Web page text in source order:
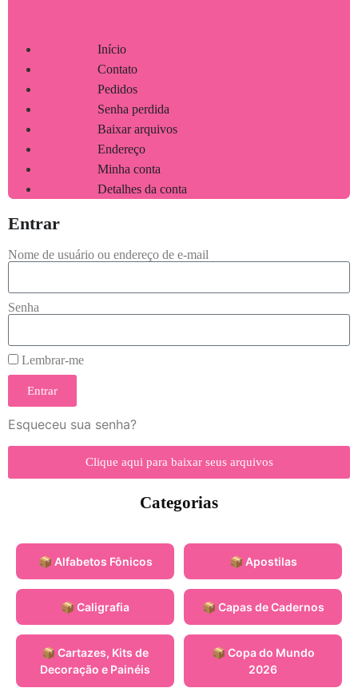
Início
Contato
Pedidos
Senha perdida
Baixar arquivos
Endereço
Minha conta
Detalhes da conta
Entrar
Nome de usuário ou endereço de e-mail
Senha
Lembrar-me
Entrar
Esqueceu sua senha?
Clique aqui para baixar seus arquivos
Categorias
📦 Alfabetos Fônicos 📦 Apostilas
📦 Caligrafia 📦 Capas de Cadernos
📦 Cartazes, Kits de
Decoração e Painéis
📦 Copa do Mundo
2026